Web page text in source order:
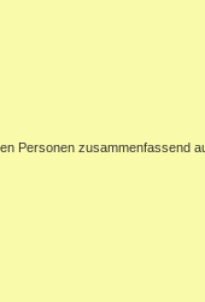
Personen zusammenfassend